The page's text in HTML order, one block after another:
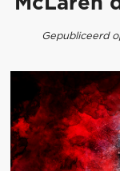
Gepubliceerd